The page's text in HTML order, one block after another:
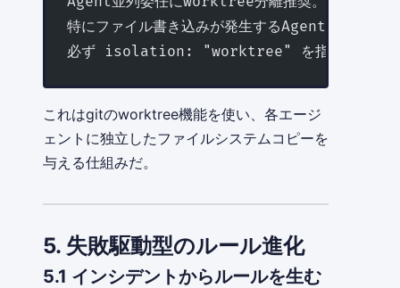
特にファイル書き込みが発生するAgent同士は
必ず isolation: "worktree" を指定する。
これはgitのworktree機能を使い、各エージ
ェントに独立したファイルシステムコピーを
与える仕組みだ。
5. 失敗駆動型のルール進化
5.1 インシデントからルールを生む